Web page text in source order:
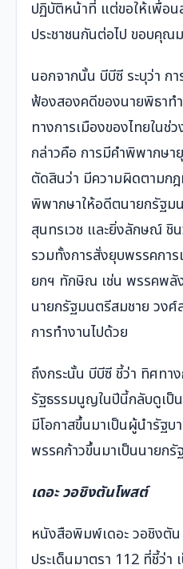
ปฏิบัติหน้าที่ แต่ขอให้เพื่อ
ประชาชนกันต่อไป ขอบคุณ
นอกจากนั้น บีบีซี ระบุว่า ก
ฟ้องสองคดีของนายพิธาท
ทางการเมืองของไทยในช่
กล่าวคือ การมีคำพิพากษ
ตัดสินว่า มีความผิดตามกฎ
พิพากษาให้อดีตนายกรัฐ
สุนทรเวช และยิ่งลักษณ์ ชิ
รวมทั้งการสั่งยุบพรรคกา
ยกฯ ทักษิณ เช่น พรรคพลั
นายกรัฐมนตรีสมชาย วง
การทำงานไปด้วย
ถึงกระนั้น บีบีซี ชี้ว่า ทิศท
รัฐธรรมนูญในปีนี้กลับดูเป็
มีโอกาสขึ้นมาเป็นผู้นำรัฐ
พรรคก้าวขึ้นมาเป็นนายก
เดอะ วอชิงตันโพสต์
หนังสือพิมพ์เดอะ วอชิงตั
ประเด็นมาตรา 112 ที่ชี้ว่า